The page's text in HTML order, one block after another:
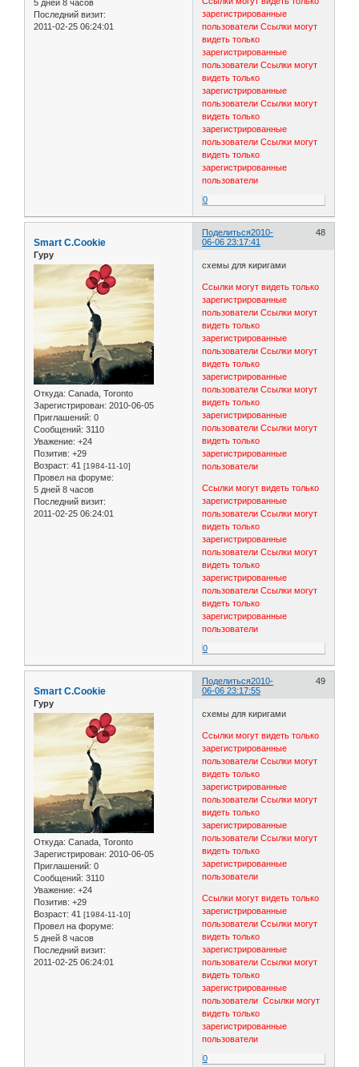
5 дней 8 часов
Последний визит:
2011-02-25 06:24:01
зарегистрированные
пользователи Ссылки могут
видеть только
зарегистрированные
пользователи Ссылки могут
видеть только
зарегистрированные
пользователи Ссылки могут
видеть только
зарегистрированные
пользователи Ссылки могут
видеть только
зарегистрированные
пользователи
0
Поделиться 48
2010-
06-06 23:17:41
Smart C.Cookie
Гуру
Откуда: Canada, Toronto
Зарегистрирован: 2010-06-05
Приглашений: 0
Сообщений: 3110
Уважение: +24
Позитив: +29
Возраст: 41 [1984-11-10]
Провел на форуме:
5 дней 8 часов
Последний визит:
2011-02-25 06:24:01
схемы для киригами
Ссылки могут видеть только
зарегистрированные
пользователи Ссылки могут
видеть только
зарегистрированные
пользователи Ссылки могут
видеть только
зарегистрированные
пользователи Ссылки могут
видеть только
зарегистрированные
пользователи Ссылки могут
видеть только
зарегистрированные
пользователи
Ссылки могут видеть только
зарегистрированные
пользователи Ссылки могут
видеть только
зарегистрированные
пользователи Ссылки могут
видеть только
зарегистрированные
пользователи Ссылки могут
видеть только
зарегистрированные
пользователи
0
Поделиться 49
2010-
06-06 23:17:55
Smart C.Cookie
Гуру
Откуда: Canada, Toronto
Зарегистрирован: 2010-06-05
Приглашений: 0
Сообщений: 3110
Уважение: +24
Позитив: +29
Возраст: 41 [1984-11-10]
Провел на форуме:
5 дней 8 часов
Последний визит:
2011-02-25 06:24:01
схемы для киригами
Ссылки могут видеть только
зарегистрированные
пользователи Ссылки могут
видеть только
зарегистрированные
пользователи Ссылки могут
видеть только
зарегистрированные
пользователи Ссылки могут
видеть только
зарегистрированные
пользователи
Ссылки могут видеть только
зарегистрированные
пользователи Ссылки могут
видеть только
зарегистрированные
пользователи Ссылки могут
видеть только
зарегистрированные
пользователи Ссылки могут
видеть только
зарегистрированные
пользователи
0